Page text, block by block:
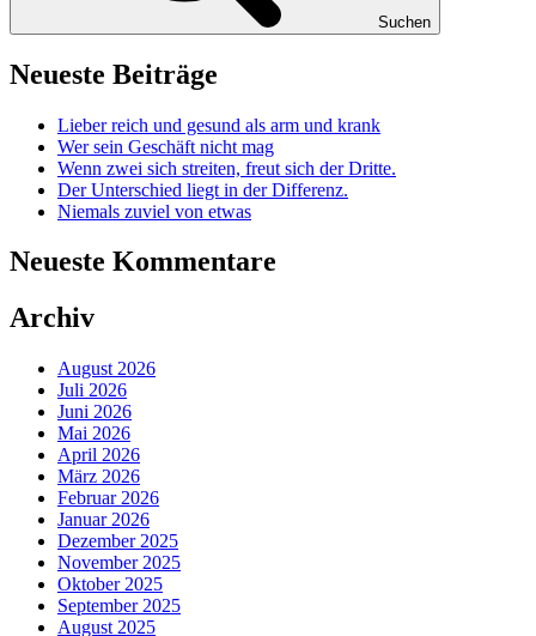
Suchen
Neueste Beiträge
Lieber reich und gesund als arm und krank
Wer sein Geschäft nicht mag
Wenn zwei sich streiten, freut sich der Dritte.
Der Unterschied liegt in der Differenz.
Niemals zuviel von etwas
Neueste Kommentare
Archiv
August 2026
Juli 2026
Juni 2026
Mai 2026
April 2026
März 2026
Februar 2026
Januar 2026
Dezember 2025
November 2025
Oktober 2025
September 2025
August 2025